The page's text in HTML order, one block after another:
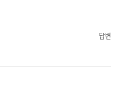
답변